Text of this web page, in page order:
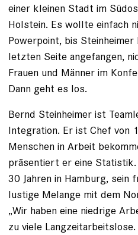
einer kleinen Stadt im
Holstein. Es wollte einfach
Powerpoint, bis
letzten Seite angefangen,
Frauen und Männer im
Dann geht es los.
Bernd Steinheimer ist
Integration. Er ist Chef von
Menschen in Arbeit
präsentiert er eine
30 Jahren in Hamburg, sein
lustige Melange mit dem
„Wir haben eine niedrige
zu viele